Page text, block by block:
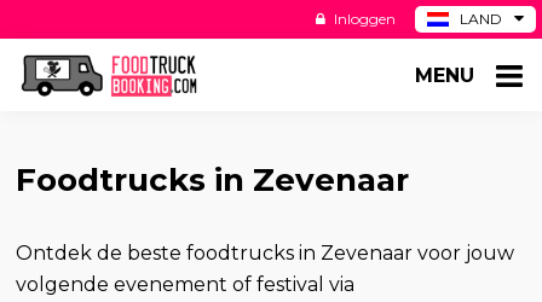
LAND
DE
Inloggen
MENU
Foodtrucks in Zevenaar
Ontdek de beste foodtrucks in Zevenaar voor jouw
volgende evenement of festival via